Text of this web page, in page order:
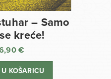
– Samo
kreće!
€
KOŠARICU